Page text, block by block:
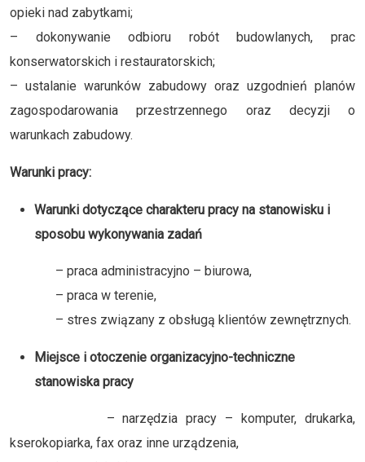
opieki nad zabytkami;
– dokonywanie odbioru robót budowlanych, prac
konserwatorskich i restauratorskich;
– ustalanie warunków zabudowy oraz uzgodnień planów
zagospodarowania przestrzennego oraz decyzji o
warunkach zabudowy.
Warunki pracy:
Warunki dotyczące charakteru pracy na stanowisku i
sposobu wykonywania zadań
– praca administracyjno – biurowa,
– praca w terenie,
– stres związany z obsługą klientów zewnętrznych.
Miejsce i otoczenie organizacyjno-techniczne
stanowiska pracy
– narzędzia pracy – komputer, drukarka,
kserokopiarka, fax oraz inne urządzenia,